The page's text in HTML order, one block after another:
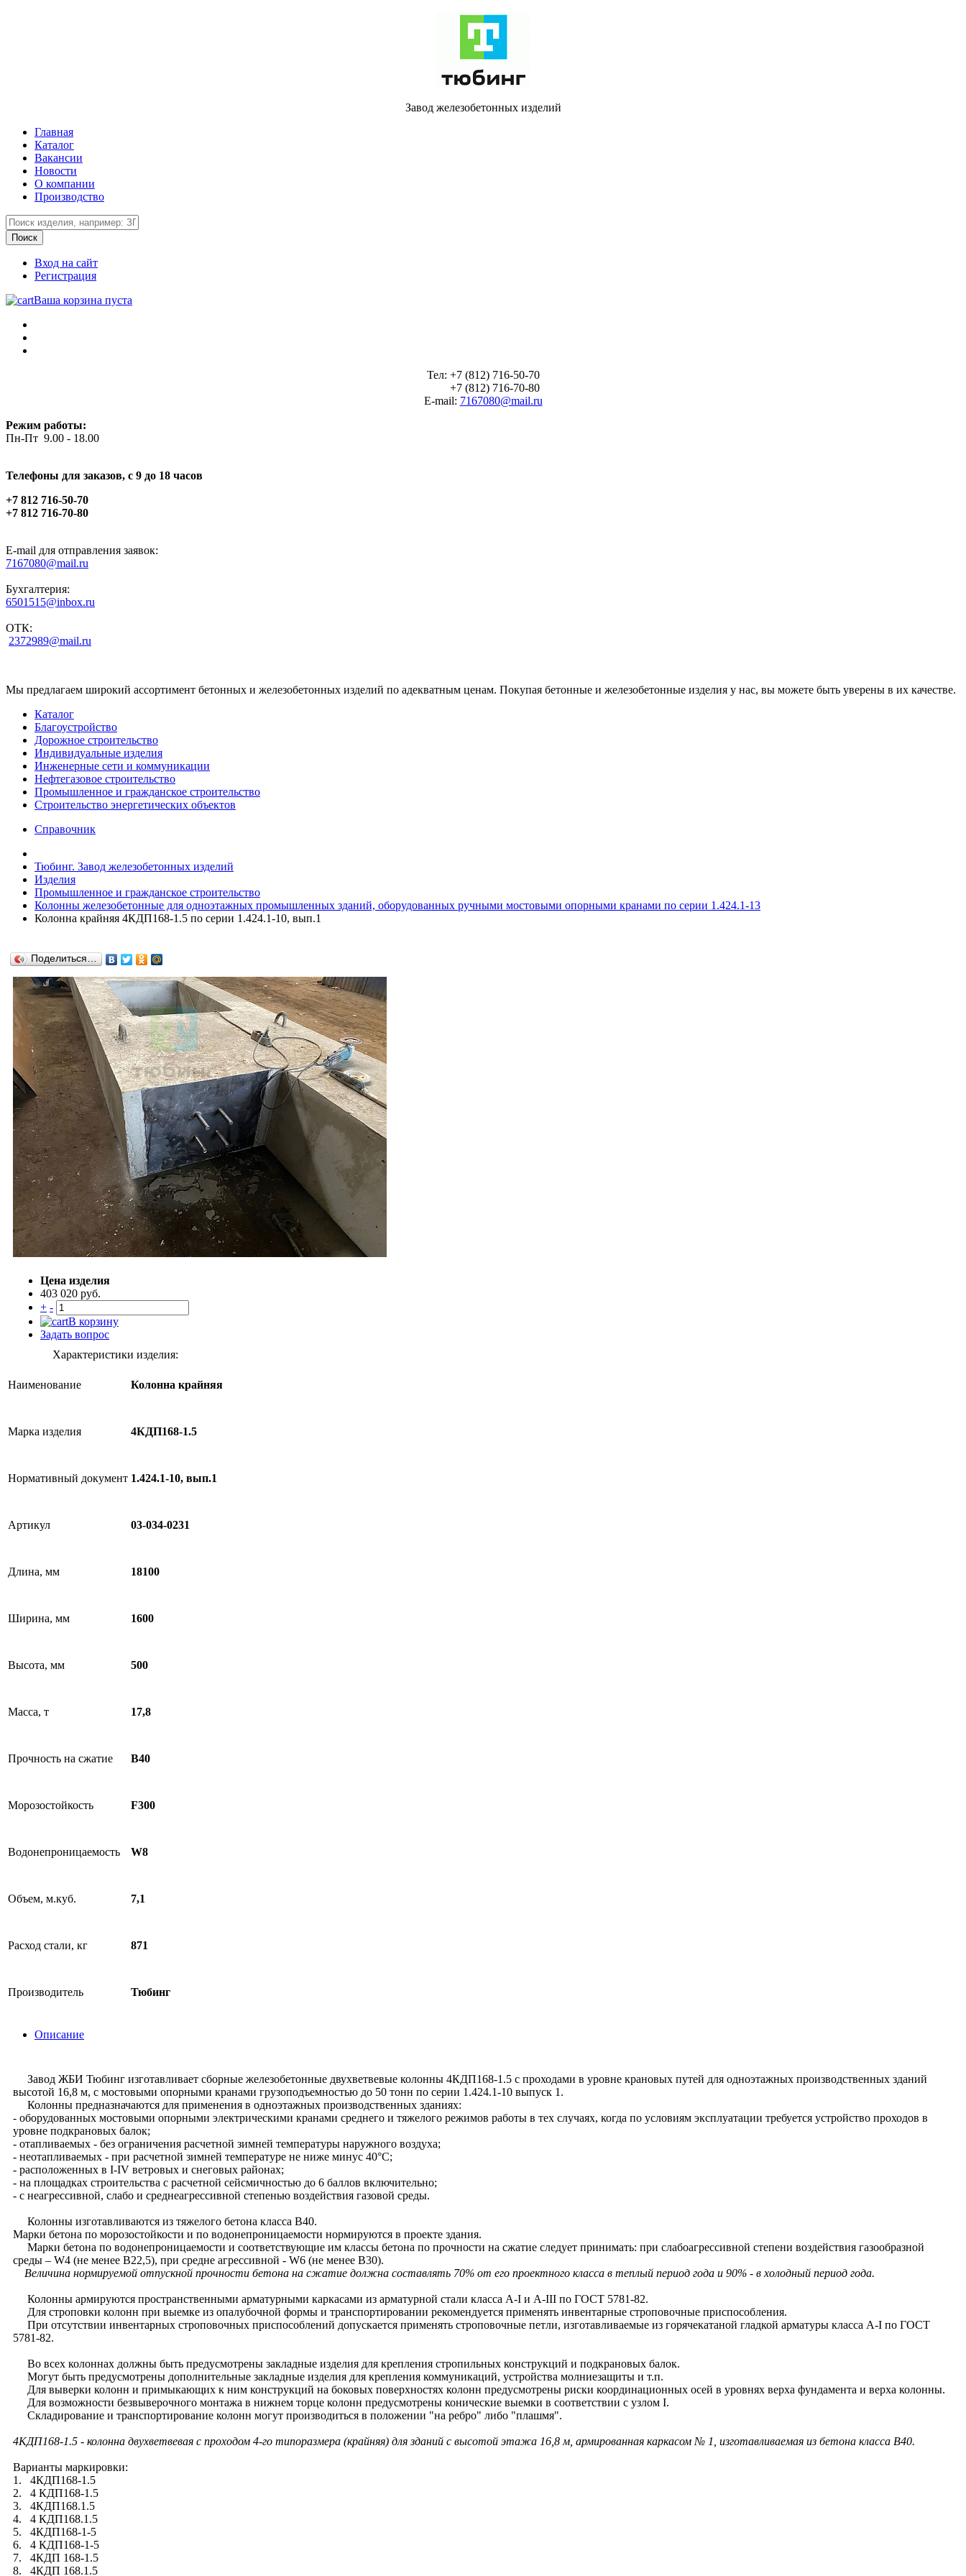
Завод железобетонных изделий
Главная
Каталог
Вакансии
Новости
О компании
Производство
Вход на сайт
Регистрация
Ваша корзина пуста
Тел: +7 (812) 716-50-70
+7 (812) 716-70-80
E-mail: 7167080@mail.ru
Режим работы:
Пн-Пт 9.00 - 18.00
Телефоны для заказов, c 9 до 18 часов
+7 812 716-50-70
+7 812 716-70-80
E-mail для отправления заявок:
7167080@mail.ru
Бухгалтерия:
6501515@inbox.ru
ОТК:
2372989@mail.ru
Мы предлагаем широкий ассортимент бетонных и железобетонных изделий по адекватным ценам. Покупая бетонные и железобетонные изделия у нас, вы можете быть уверены в их качестве.
Каталог
Благоустройство
Дорожное строительство
Индивидуальные изделия
Инженерные сети и коммуникации
Нефтегазовое строительство
Промышленное и гражданское строительство
Строительство энергетических объектов
Справочник
Тюбинг. Завод железобетонных изделий
Изделия
Промышленное и гражданское строительство
Колонны железобетонные для одноэтажных промышленных зданий, оборудованных ручными мостовыми опорными кранами по серии 1.424.1-13
Колонна крайняя 4КДП168-1.5 по серии 1.424.1-10, вып.1
Поделиться…
Цена изделия
403 020 руб.
+ -
В корзину
Задать вопрос
Характеристики изделия:
Наименование Колонна крайняя
Марка изделия 4КДП168-1.5
Нормативный документ 1.424.1-10, вып.1
Артикул 03-034-0231
Длина, мм 18100
Ширина, мм 1600
Высота, мм 500
Масса, т 17,8
Прочность на сжатие В40
Морозостойкость F300
Водонепроницаемость W8
Объем, м.куб. 7,1
Расход стали, кг 871
Производитель Тюбинг
Описание
Завод ЖБИ Тюбинг изготавливает сборные железобетонные двухветвевые колонны 4КДП168-1.5 с проходами в уровне крановых путей для одноэтажных производственных зданий
высотой 16,8 м, с мостовыми опорными кранами грузоподъемностью до 50 тонн по серии 1.424.1-10 выпуск 1.
Колонны предназначаются для применения в одноэтажных производственных зданиях:
- оборудованных мостовыми опорными электрическими кранами среднего и тяжелого режимов работы в тех случаях, когда по условиям эксплуатации требуется устройство проходов в
уровне подкрановых балок;
- отапливаемых - без ограничения расчетной зимней температуры наружного воздуха;
- неотапливаемых - при расчетной зимней температуре не ниже минус 40°С;
- расположенных в I-IV ветровых и снеговых районах;
- на площадках строительства с расчетной сейсмичностью до 6 баллов включительно;
- с неагрессивной, слабо и среднеагрессивной степенью воздействия газовой среды.
Колонны изготавливаются из тяжелого бетона класса В40.
Марки бетона по морозостойкости и по водонепроницаемости нормируются в проекте здания.
Марки бетона по водонепроницаемости и соответствующие им классы бетона по прочности на сжатие следует принимать: при слабоагрессивной степени воздействия газообразной
среды – W4 (не менее В22,5), при средне агрессивной - W6 (не менее В30).
Величина нормируемой отпускной прочности бетона на сжатие должна составлять 70% от его проектного класса в теплый период года и 90% - в холодный период года.
Колонны армируются пространственными арматурными каркасами из арматурной стали класса A-I и A-III по ГОСТ 5781-82.
Для строповки колонн при выемке из опалубочной формы и транспортировании рекомендуется применять инвентарные строповочные приспособления.
При отсутствии инвентарных строповочных приспособлений допускается применять строповочные петли, изготавливаемые из горячекатаной гладкой арматуры класса A-I по ГОСТ
5781-82.
Во всех колоннах должны быть предусмотрены закладные изделия для крепления стропильных конструкций и подкрановых балок.
Могут быть предусмотрены дополнительные закладные изделия для крепления коммуникаций, устройства молниезащиты и т.п.
Для выверки колонн и примыкающих к ним конструкций на боковых поверхностях колонн предусмотрены риски координационных осей в уровнях верха фундамента и верха колонны.
Для возможности безвыверочного монтажа в нижнем торце колонн предусмотрены конические выемки в соответствии с узлом I.
Складирование и транспортирование колонн могут производиться в положении "на ребро" либо "плашмя".
4КДП168-1.5 - колонна двухветвевая с проходом 4-го типоразмера (крайняя) для зданий с высотой этажа 16,8 м, армированная каркасом № 1, изготавливаемая из бетона класса В40.
Варианты маркировки:
1. 4КДП168-1.5
2. 4 КДП168-1.5
3. 4КДП168.1.5
4. 4 КДП168.1.5
5. 4КДП168-1-5
6. 4 КДП168-1-5
7. 4КДП 168-1.5
8. 4КДП 168.1.5